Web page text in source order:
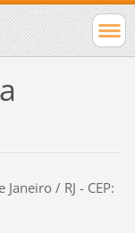
/ RJ - CEP: